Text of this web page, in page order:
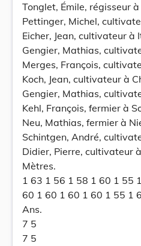
Tonglet, Émile, régisseur
Pettinger, Michel,
Eicher, Jean, cultivateur à
Gengier, Mathias,
Merges, François,
Koch, Jean, cultivateur à
Gengier, Mathias,
Kehl, François, fermier à
Neu, Mathias, fermier à
Schintgen, André,
Didier, Pierre, cultivateur
Mètres.
1 63 1 56 1 58 1 60 1 55
60 1 60 1 60 1 60 1 55 1
Ans.
7 5
7 5